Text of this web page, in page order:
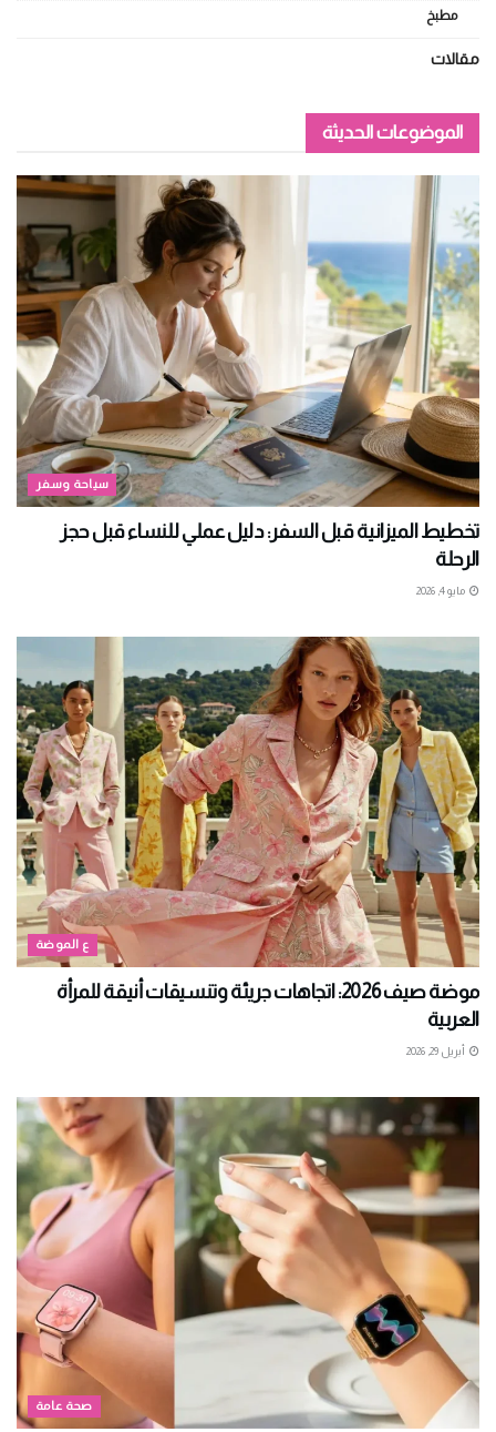
مطبخ
مقالات
الموضوعات الحديثة
سياحة وسفر
تخطيط الميزانية قبل السفر: دليل عملي للنساء قبل حجز
الرحلة
مايو 4, 2026
ع الموضة
موضة صيف 2026: اتجاهات جريئة وتنسيقات أنيقة للمرأة
العربية
أبريل 29, 2026
صحة عامة